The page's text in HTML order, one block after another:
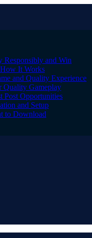
Responsibly and Win
It Works
and Quality Experience
Quality Gameplay
Post Opportunities
and Setup
to Download